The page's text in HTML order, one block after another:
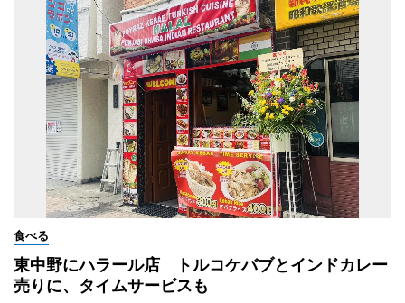
食べる
東中野にハラール店 トルコケバブとインドカレー
売りに、タイムサービスも